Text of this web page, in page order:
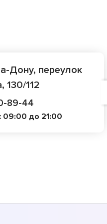
Дону, переулок
130/112
89-44
09:00 до 21:00